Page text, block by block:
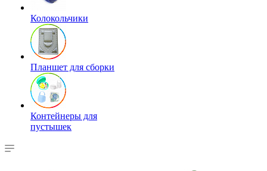
Колокольчики
Планшет для сборки
Контейнеры для
пустышек